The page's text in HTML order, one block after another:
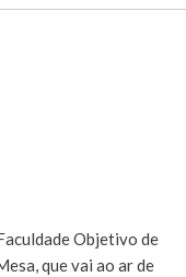
Objetivo de
que vai ao ar de